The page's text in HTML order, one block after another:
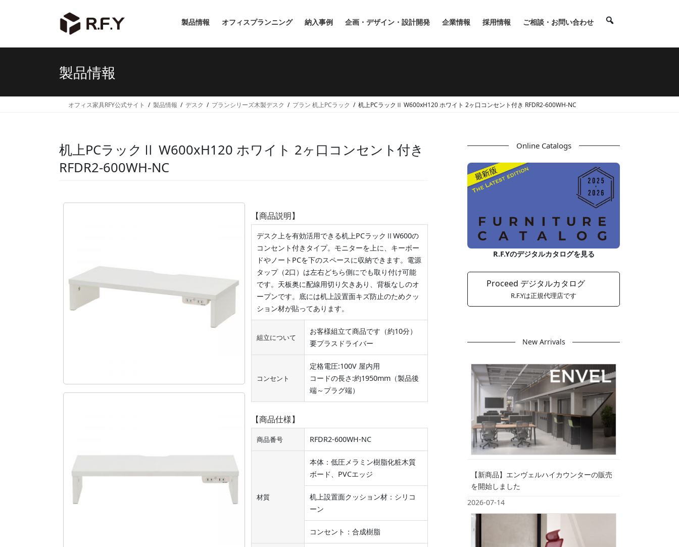
製品情報 オフィスプランニング 納入事例 企画・デザイン・設計開発 企業情報 採用情報 ご相談・お問い合わせ
製品情報
オフィス家具RFY公式サイト 製品情報 デスク プランシリーズ木製デスク プラン 机上PCラック 机上PCラックⅡ W600xH120 ホワイト 2ヶ口コンセント付き RFDR2-600WH-NC
机上PCラックⅡ W600xH120 ホワイト 2ヶ口コンセント付き
RFDR2-600WH-NC
【商品説明】
デスク上を有効活用できる机上PCラックⅡW600の
コンセント付きタイプ。モニターを上に、キーボー
ドやノートPCを下のスペースに収納できます。電源
タップ（2口）は左右どちら側にでも取り付け可能
です。天板奥に配線用切り欠きあり、背板なしのオ
ープンです。底には机上設置面キズ防止のためクッ
ション材が貼ってあります。
組立について
お客様組立て商品です（約10分）
要プラスドライバー
コンセント
定格電圧:100V 屋内用
コードの長さ:約1950mm（製品後
端～プラグ端）
【商品仕様】
商品番号 RFDR2-600WH-NC
材質
本体：低圧メラミン樹脂化粧木質
ボード、PVCエッジ
机上設置面クッション材：シリコ
ーン
コンセント：合成樹脂
Online Catalogs
R.F.Yのデジタルカタログを見る
Proceed デジタルカタログ
R.F.Yは正規代理店です
New Arrivals
【新商品】エンヴェルハイカウンターの販売
を開始しました
2026-07-14